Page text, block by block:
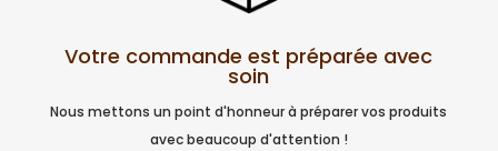
Votre commande est préparée avec
soin
Nous mettons un point d'honneur à préparer vos produits
avec beaucoup d'attention !